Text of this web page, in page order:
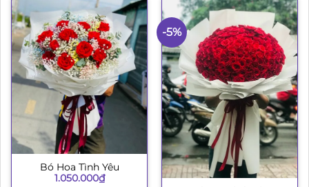
Bó Hoa Tình Yêu
1.050.000₫
-5%